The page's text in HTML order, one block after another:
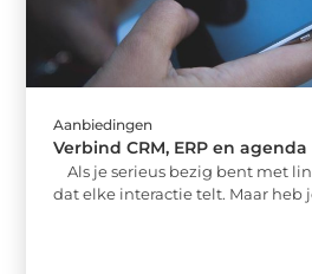
Aanbiedingen
Verbind CRM, ERP en
Als je serieus bezig bent met
dat elke interactie telt. Maar heb